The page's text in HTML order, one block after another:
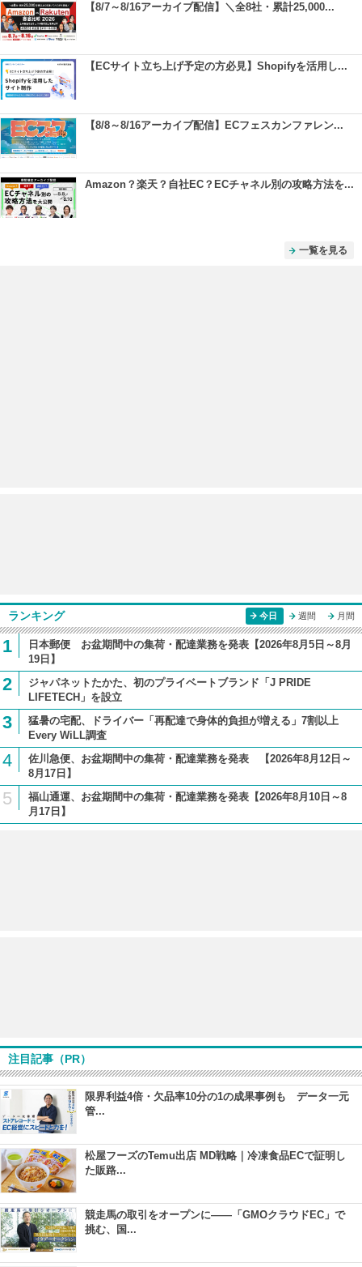
【8/7～8/16アーカイブ配信】＼全8社・累計25,000...
【ECサイト立ち上げ予定の方必見】Shopifyを活用し...
【8/8～8/16アーカイブ配信】ECフェスカンファレン...
Amazon？楽天？自社EC？ECチャネル別の攻略方法を...
一覧を見る
ランキング 今日 週間 月間
1
日本郵便 お盆期間中の集荷・配達業務を発表【2026年8月5日～8月
19日】
2
ジャパネットたかた、初のプライベートブランド「J PRIDE
LIFETECH」を設立
3
猛暑の宅配、ドライバー「再配達で身体的負担が増える」7割以上
Every WiLL調査
4
佐川急便、お盆期間中の集荷・配達業務を発表 【2026年8月12日～
8月17日】
5
福山通運、お盆期間中の集荷・配達業務を発表【2026年8月10日～8
月17日】
注目記事（PR）
限界利益4倍・欠品率10分の1の成果事例も データ一元
管...
松屋フーズのTemu出店 MD戦略｜冷凍食品ECで証明し
た販路...
競走馬の取引をオープンに――「GMOクラウドEC」で
挑む、国...